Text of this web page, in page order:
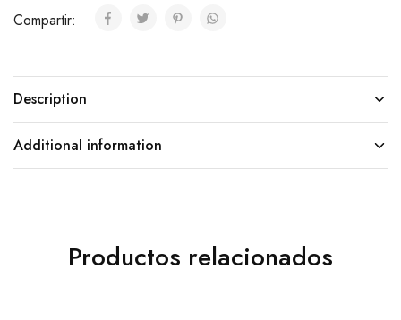
Compartir:
Description
Additional information
Productos relacionados